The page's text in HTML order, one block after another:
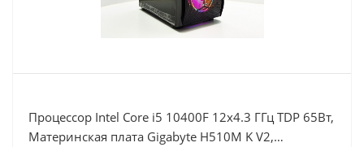
Процессор Intel Core i5 10400F 12x4.3 ГГц TDP 65Вт,
Материнская плата Gigabyte H510M K V2,